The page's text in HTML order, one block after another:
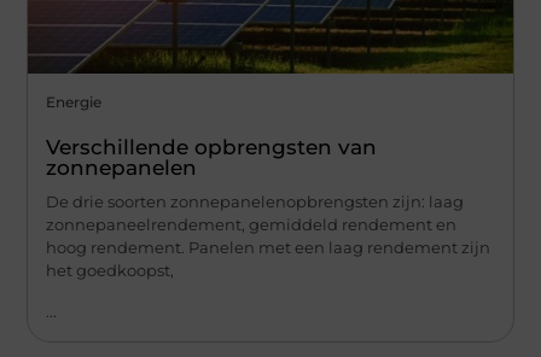
Energie
Verschillende opbrengsten van
zonnepanelen
De drie soorten zonnepanelenopbrengsten zijn: laag
zonnepaneelrendement, gemiddeld rendement en
hoog rendement. Panelen met een laag rendement zijn
het goedkoopst,